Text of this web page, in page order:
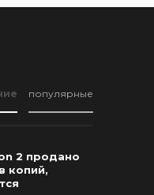
популярные
2 продано
копий,